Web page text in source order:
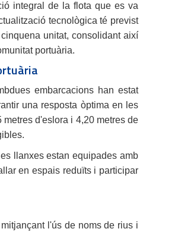
integral de la flota que es va
tecnològica té previst
unitat, consolidant així
portuària.
embarcacions han estat
una resposta òptima en les
d'eslora i 4,20 metres de
llanxes estan equipades amb
en espais reduïts i participar
l'ús de noms de rius i